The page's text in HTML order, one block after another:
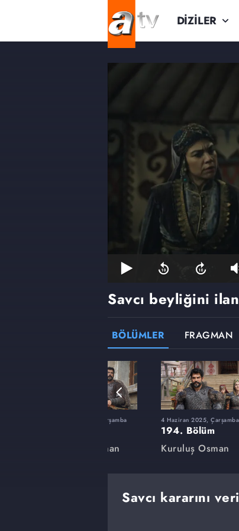
DİZİLER
Savcı beyliğini
BÖLÜMLER FRAGMAN
12 Şubat 2025, Çarşamba
Kuruluş Osman
4 Haziran 2025, Çarşamba
194. Bölüm
Kuruluş Osman
Savcı kararını